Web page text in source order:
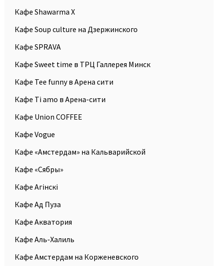
Кафе Shawarma X
Кафе Soup culture на Дзержинского
Кафе SPRAVA
Кафе Sweet time в ТРЦ Галлерея Минск
Кафе Tee funny в Арена сити
Кафе Ti amo в Арена-сити
Кафе Union COFFEE
Кафе Vogue
Кафе «Амстердам» на Кальварийской
Кафе «Сябры»
Кафе Агiнскi
Кафе Ад Пуза
Кафе Акватория
Кафе Аль-Халиль
Кафе Амстердам на Корженевского